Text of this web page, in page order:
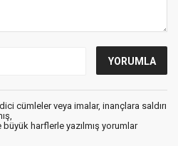
cümleler veya imalar, inançlara saldırı
harflerle yazılmış yorumlar